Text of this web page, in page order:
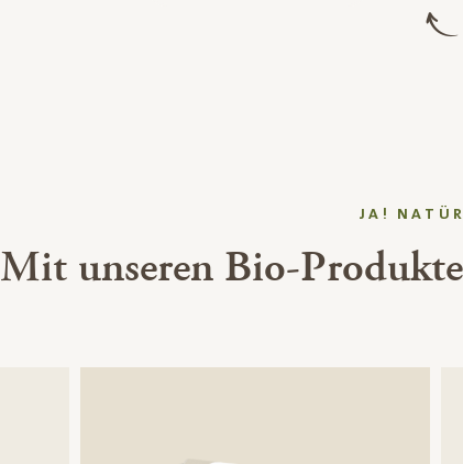
JA!
Mit unseren Bio-